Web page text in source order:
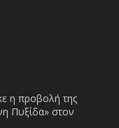
η προβολή της
Πυξίδα» στον